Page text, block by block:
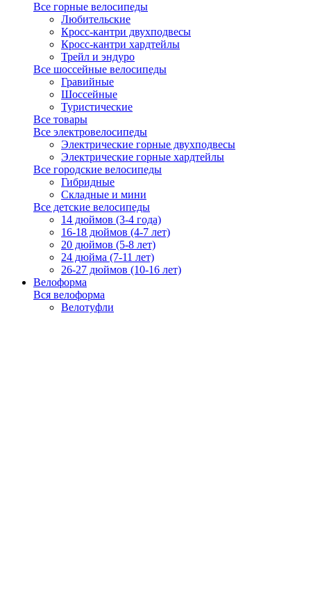
Все горные велосипеды
Любительские
Кросс-кантри двухподвесы
Кросс-кантри хардтейлы
Трейл и эндуро
Все шоссейные велосипеды
Гравийные
Шоссейные
Туристические
Все товары
Все электровелосипеды
Электрические горные двухподвесы
Электрические горные хардтейлы
Все городские велосипеды
Гибридные
Складные и мини
Все детские велосипеды
14 дюймов (3-4 года)
16-18 дюймов (4-7 лет)
20 дюймов (5-8 лет)
24 дюйма (7-11 лет)
26-27 дюймов (10-16 лет)
Велоформа
Вся велоформа
Велотуфли